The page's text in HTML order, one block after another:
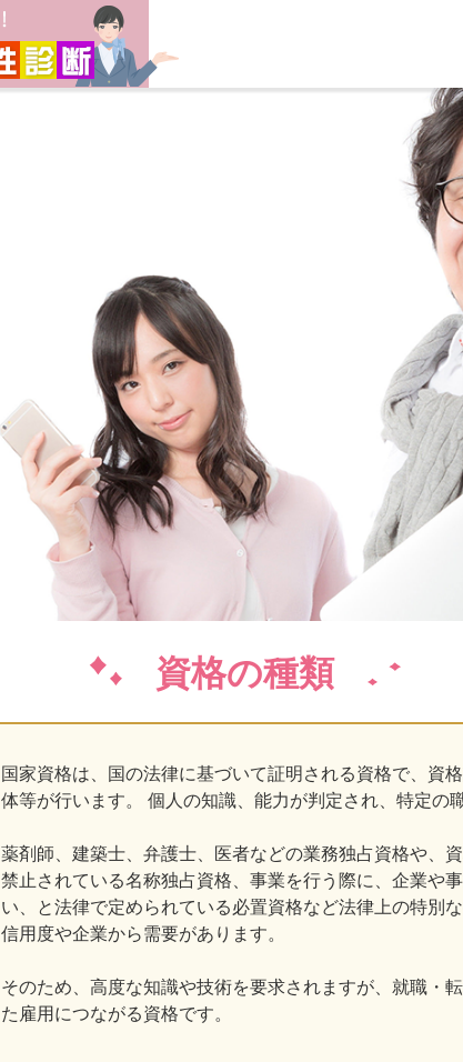
資格の種類
国家資格は、国の法律に基づいて証明される資格で、資
体等が行います。 個人の知識、能力が判定され、特定の
薬剤師、建築士、弁護士、医者などの業務独占資格や、
禁止されている名称独占資格、事業を行う際に、企業や
い、と法律で定められている必置資格など法律上の特別
信用度や企業から需要があります。
そのため、高度な知識や技術を要求されますが、就職・
た雇用につながる資格です。